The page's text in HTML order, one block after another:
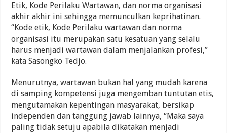
Etik, Kode Perilaku Wartawan, dan norma organisasi
akhir akhir ini sehingga memunculkan keprihatinan.
“Kode etik, Kode Perilaku wartawan dan norma
organisasi itu merupakan satu kesatuan yang selalu
harus menjadi wartawan dalam menjalankan profesi,”
kata Sasongko Tedjo.
Menurutnya, wartawan bukan hal yang mudah karena
di samping kompetensi juga mengemban tuntutan etis,
mengutamakan kepentingan masyarakat, bersikap
independen dan tanggung jawab lainnya, “Maka saya
paling tidak setuju apabila dikatakan menjadi